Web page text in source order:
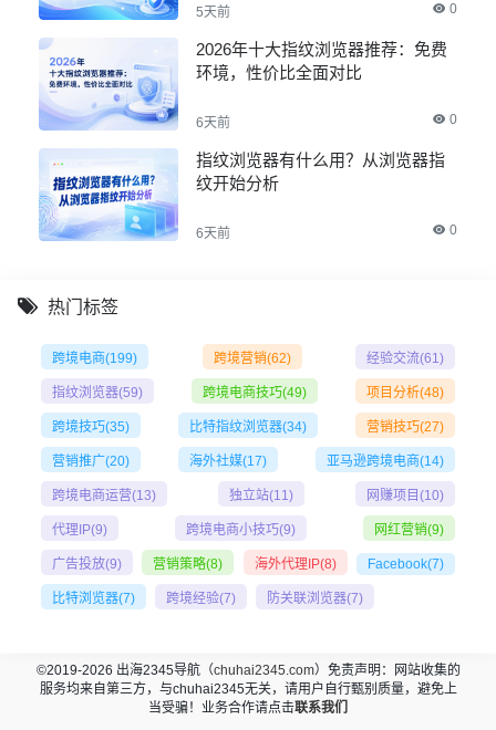
5天前 0
2026年十大指纹浏览器推荐：免费
环境，性价比全面对比
6天前 0
指纹浏览器有什么用？从浏览器指
纹开始分析
6天前 0
热门标签
跨境电商(199) 跨境营销(62) 经验交流(61)
指纹浏览器(59) 跨境电商技巧(49) 项目分析(48)
跨境技巧(35) 比特指纹浏览器(34) 营销技巧(27)
营销推广(20) 海外社媒(17) 亚马逊跨境电商(14)
跨境电商运营(13) 独立站(11) 网赚项目 (10)
代理IP(9) 跨境电商小技巧(9) 网红营销(9)
广告投放(9) 营销策略(8) 海外代理IP(8) Facebook(7)
比特浏览器(7) 跨境经验(7) 防关联浏览器(7)
©2019-2026 出海2345导航（chuhai2345.com）免责声明：网站收集的
服务均来自第三方，与chuhai2345无关，请用户自行甄别质量，避免上
当受骗！业务合作请点击联系我们